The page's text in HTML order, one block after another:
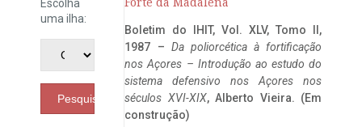
Escolha
uma ilha:
Pesquisar
Boletim do IHIT, Vol. XLV, Tomo II,
1987 – Da poliorcética à fortificação
nos Açores – Introdução ao estudo do
sistema defensivo nos Açores nos
séculos XVI-XIX, Alberto Vieira. (Em
construção)